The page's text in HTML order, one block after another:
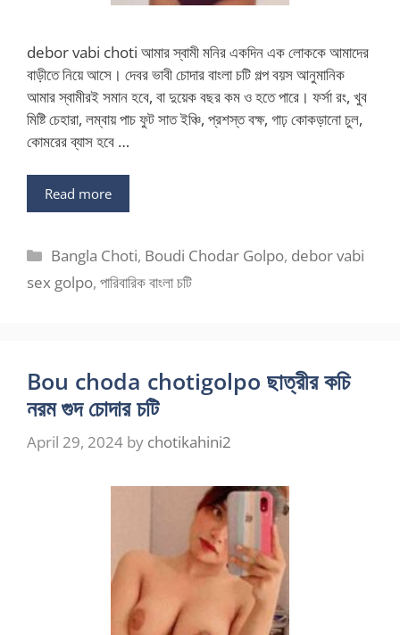
debor vabi choti আমার স্বামী মনির একদিন এক লোককে আমাদের
বাড়ীতে নিয়ে আসে। দেবর ভাবী চোদার বাংলা চটি গল্প বয়স আনুমানিক
আমার স্বামীরই সমান হবে, বা দুয়েক বছর কম ও হতে পারে। ফর্সা রং, খুব
মিষ্টি চেহারা, লম্বায় পাচ ফুট সাত ইঞ্চি, প্রশস্ত বক্ষ, গাঢ় কোকড়ানো চুল,
কোমরের ব্যাস হবে …
Read more
Categories
Bangla Choti, Boudi Chodar Golpo, debor vabi
sex golpo, পারিবারিক বাংলা চটি
Bou choda chotigolpo ছাত্রীর কচি
নরম গুদ চোদার চটি
April 29, 2024 by chotikahini2